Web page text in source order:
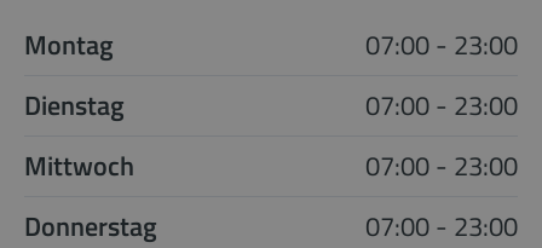
Montag
07:00 - 23:00
Dienstag
07:00 - 23:00
Mittwoch
07:00 - 23:00
Donnerstag
07:00 - 23:00